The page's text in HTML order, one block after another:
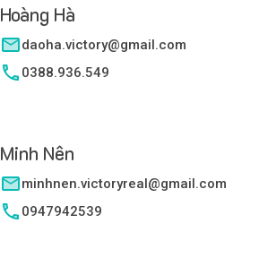
Hoàng Hà
daoha.victory@gmail.com
0388.936.549
Minh Nên
minhnen.victoryreal@gmail.com
0947942539